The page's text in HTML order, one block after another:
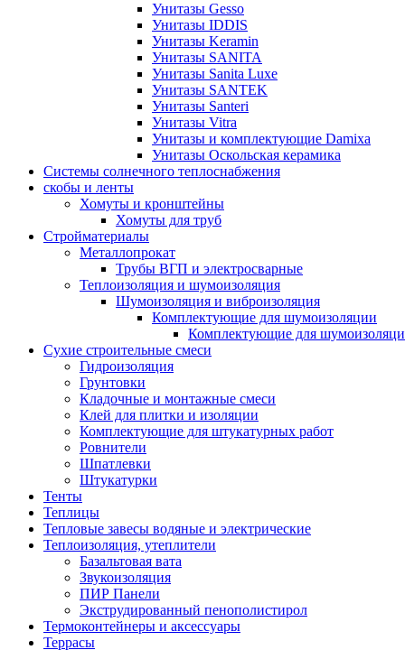
Унитазы Gesso
Унитазы IDDIS
Унитазы Keramin
Унитазы SANITA
Унитазы Sanita Luxe
Унитазы SANTEK
Унитазы Santeri
Унитазы Vitra
Унитазы и комплектующие Damixa
Унитазы Оскольская керамика
Системы солнечного теплоснабжения
скобы и ленты
Хомуты и кронштейны
Хомуты для труб
Стройматериалы
Металлопрокат
Трубы ВГП и электросварные
Теплоизоляция и шумоизоляция
Шумоизоляция и виброизоляция
Комплектующие для шумоизоляции
Комплектующие для
Сухие строительные смеси
Гидроизоляция
Грунтовки
Кладочные и монтажные смеси
Клей для плитки и изоляции
Комплектующие для штукатурных работ
Ровнители
Шпатлевки
Штукатурки
Тенты
Теплицы
Тепловые завесы водяные и электрические
Теплоизоляция, утеплители
Базальтовая вата
Звукоизоляция
ПИР Панели
Экструдированный пенополистирол
Термоконтейнеры и аксессуары
Террасы